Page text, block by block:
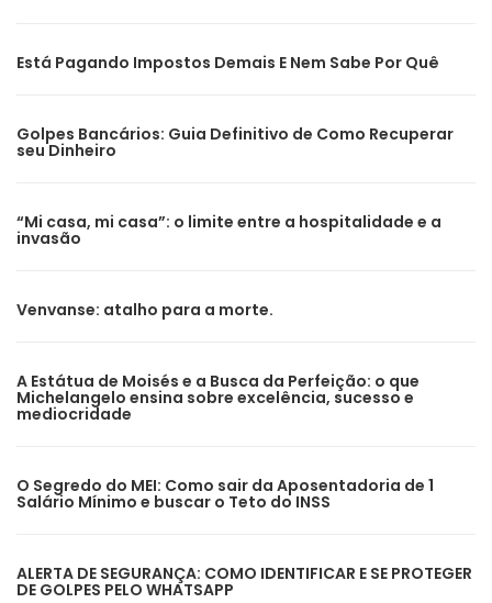
Está Pagando Impostos Demais E Nem Sabe Por Quê
Golpes Bancários: Guia Definitivo de Como Recuperar
seu Dinheiro
“Mi casa, mi casa”: o limite entre a hospitalidade e a
invasão
Venvanse: atalho para a morte.
A Estátua de Moisés e a Busca da Perfeição: o que
Michelangelo ensina sobre excelência, sucesso e
mediocridade
O Segredo do MEI: Como sair da Aposentadoria de 1
Salário Mínimo e buscar o Teto do INSS
ALERTA DE SEGURANÇA: COMO IDENTIFICAR E SE PROTEGER
DE GOLPES PELO WHATSAPP